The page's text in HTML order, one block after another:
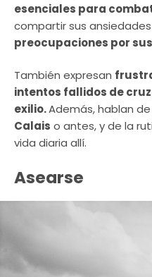
esenciales para
compartir sus
preocupaciones por
También expresan
intentos fallidos de
exilio.Además, hablan
Calais o antes, y de la
vida diaria allí.
Asearse